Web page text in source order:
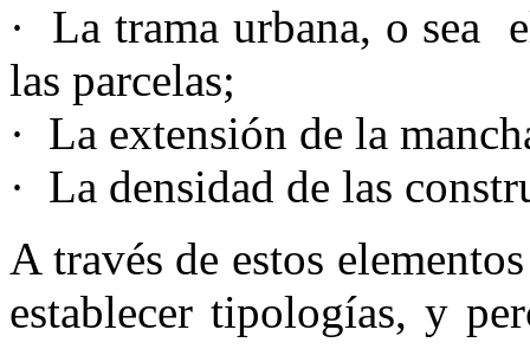
· La trama urbana, o sea
las parcelas;
· La extensión de la
· La densidad de las
A través de estos
establecer tipologías, y